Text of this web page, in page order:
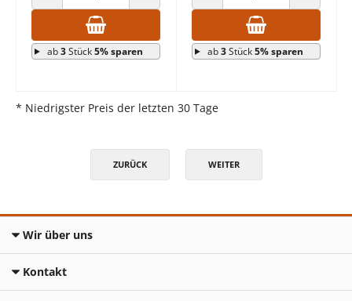
ANZAHL VERRINGERN ANZAHL ERHÖHEN
ab3Stück5% sparen
ANZAHL VERRINGERN ANZAHL
ab3Stück5% sparen
* Niedrigster Preis der letzten 30 Tage
ZURÜCK WEITER
Wir über uns
Kontakt